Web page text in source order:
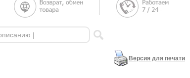
Версия для печати